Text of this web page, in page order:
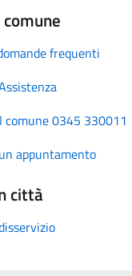
frequenti
comune 0345 330011
appuntamento
città